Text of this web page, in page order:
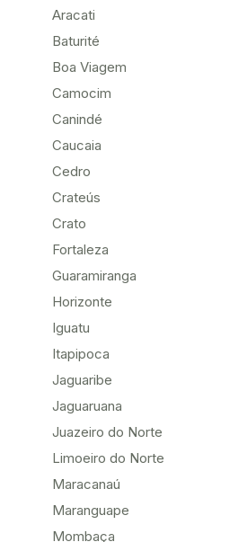
Aracati
Baturité
Boa Viagem
Camocim
Canindé
Caucaia
Cedro
Crateús
Crato
Fortaleza
Guaramiranga
Horizonte
Iguatu
Itapipoca
Jaguaribe
Jaguaruana
Juazeiro do Norte
Limoeiro do Norte
Maracanaú
Maranguape
Mombaça